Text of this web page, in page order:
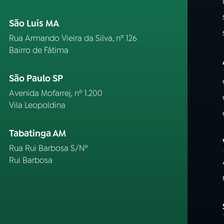
São Luís MA
Rua Armando Vieira da Silva, nº 126
Bairro de Fátima
São Paulo SP
Avenida Mofarrej, nº 1.200
Vila Leopoldina
Tabatinga AM
Rua Rui Barbosa S/Nº
Rui Barbosa